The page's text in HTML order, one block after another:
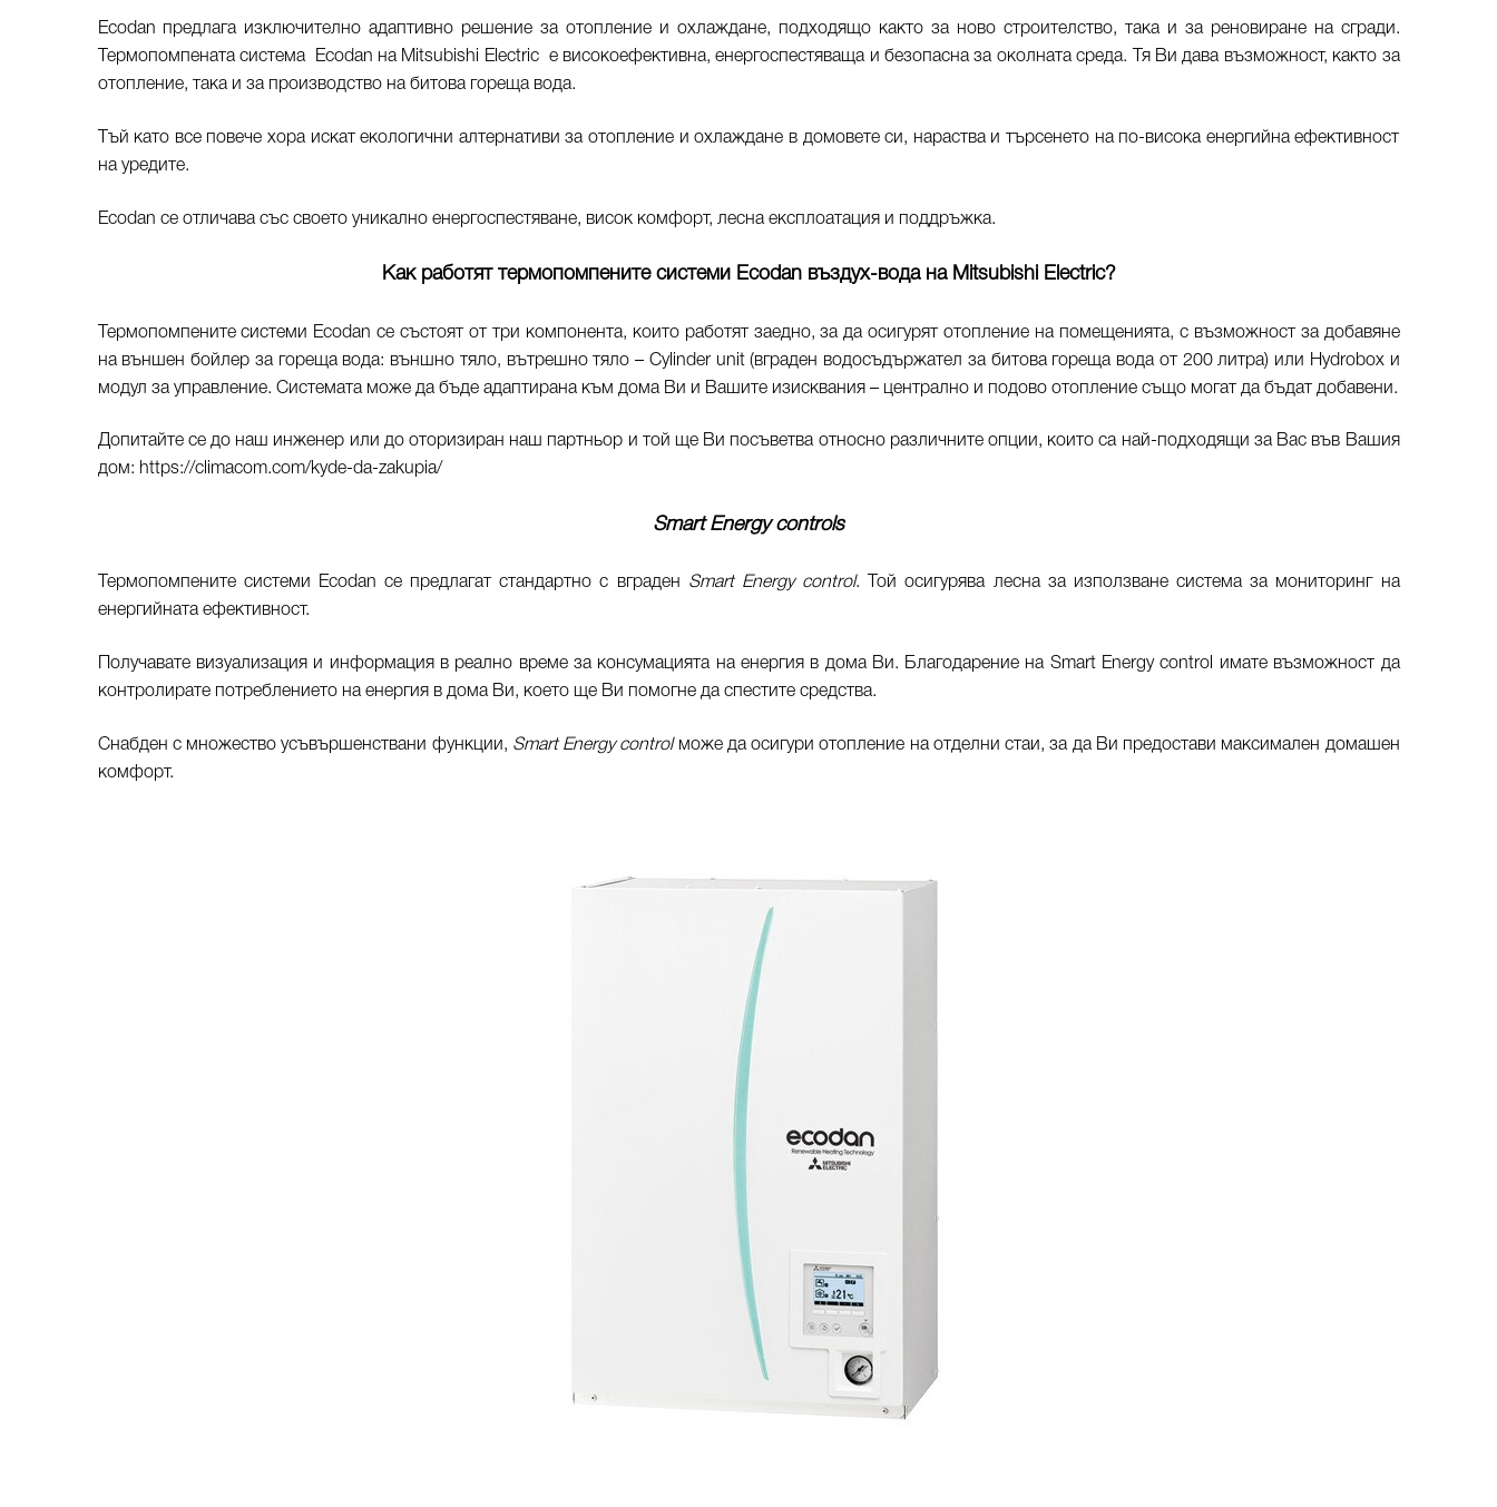
Ecodan предлага изключително адаптивно решение за отопление и охлаждане, подходящо както за ново строителство, така и за реновиране на сгради.
Термопомпената система Ecodan на Mitsubishi Electric е високоефективна, енергоспестяваща и безопасна за околната среда. Тя Ви дава възможност, както за
отопление, така и за производство на битова гореща вода.
Тъй като все повече хора искат екологични алтернативи за отопление и охлаждане в домовете си, нараства и търсенето на по-висока енергийна ефективност
на уредите.
Ecodan се отличава със своето уникално енергоспестяване, висок комфорт, лесна експлоатация и поддръжка.
Как работят термопомпените системи Ecodan въздух-вода на Mitsubishi Electric?
Термопомпените системи Ecodan се състоят от три компонента, които работят заедно, за да осигурят отопление на помещенията, с възможност за добавяне
на външен бойлер за гореща вода: външно тяло, вътрешно тяло – Cylinder unit (вграден водосъдържател за битова гореща вода от 200 литра) или Hydrobox и
модул за управление. Системата може да бъде адаптирана към дома Ви и Вашите изисквания – централно и подово отопление също могат да бъдат добавени.
Допитайте се до наш инженер или до оторизиран наш партньор и той ще Ви посъветва относно различните опции, които са най-подходящи за Вас във Вашия
дом: https://climacom.com/kyde-da-zakupia/
Smart Energy controls
Термопомпените системи Ecodan се предлагат стандартно с вграден Smart Energy control. Той осигурява лесна за използване система за мониторинг на
енергийната ефективност.
Получавате визуализация и информация в реално време за консумацията на енергия в дома Ви. Благодарение на Smart Energy control имате възможност да
контролирате потреблението на енергия в дома Ви, което ще Ви помогне да спестите средства.
Снабден с множество усъвършенствани функции, Smart Energy control може да осигури отопление на отделни стаи, за да Ви предостави максимален домашен
комфорт.